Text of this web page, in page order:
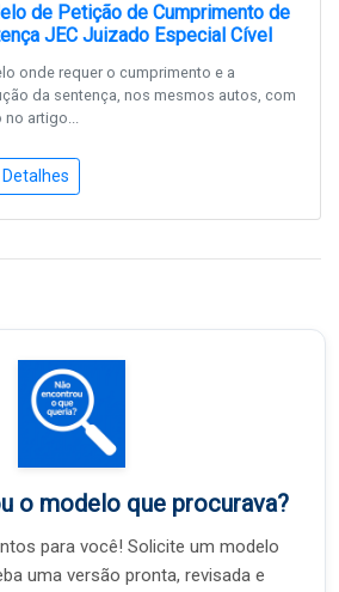
de Petição de Cumprimento de
JEC Juizado Especial Cível
onde requer o cumprimento e a
da sentença, nos mesmos autos, com
no artigo...
o modelo que procurava?
para você! Solicite um modelo
uma versão pronta, revisada e